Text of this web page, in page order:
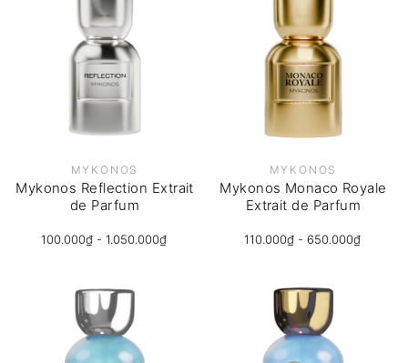
MYKONOS
Mykonos Reflection Extrait
de Parfum
100.000₫ - 1.050.000₫
MYKONOS
Mykonos Monaco Royale
Extrait de Parfum
110.000₫ - 650.000₫